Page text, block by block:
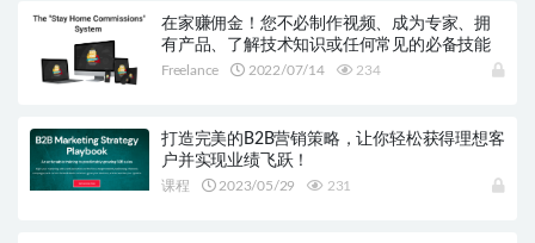
在家赚佣金！您不必制作视频、成为专家、拥
有产品、了解技术知识或任何常见的必备技能
Freelance 2022/07/14 234
打造完美的B2B营销策略，让你轻松获得理想客
户并实现业绩飞跃！
课程 2023/05/29 231